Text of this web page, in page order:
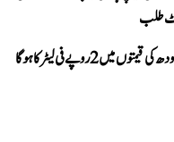
مہاراشٹر میں 11 اگست سے دودھ کی قیمتوں میں 2 روپے فی لیٹر کا ہوگا